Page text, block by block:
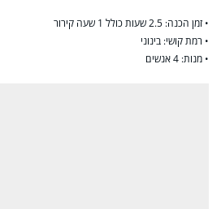
• זמן הכנה: 2.5 שעות כולל 1 שעה קירור
• רמת קושי: בינוני
• מנות: 4 אנשים